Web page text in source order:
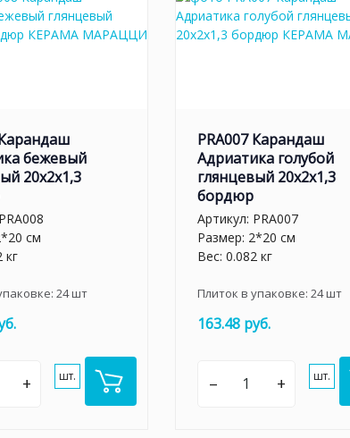
бежевый
20x2x1,3
PRA008
см
кг
24шт
+ шт.
PRA007 Карандаш
Адриатика голубой
глянцевый 20x2x1,3
бордюр
Артикул: PRA007
Размер: 2*20 см
Вес: 0.082 кг
Плиток в упаковке: 24шт
163.48 руб.
– + шт.